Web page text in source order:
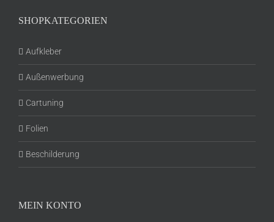
SHOPKATEGORIEN
Aufkleber
Außenwerbung
Cartuning
Folien
Beschilderung
MEIN KONTO